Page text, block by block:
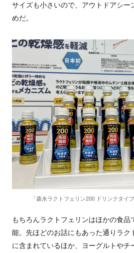
サイズも小さいので、アウトドアシー
めだ。
「森永ラクトフェリン200 ドリンクタイ
もちろんラクトフェリンはほかの食品
能。先ほどのお話にもあった通りラク
に含まれているほか、ヨーグルトやチ